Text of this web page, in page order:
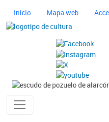
Navegación
Inicio Mapa web
Imagen
Imagen
Ayuntamiento de Pozuelo